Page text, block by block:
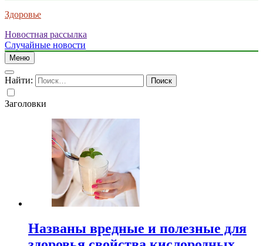
Здоровье
Новостная рассылка
Случайные новости
Меню
Найти:
Заголовки
Названы вредные и полезные для